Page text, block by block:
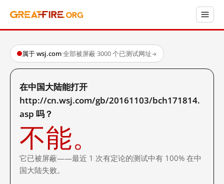
属于 wsj.com·全部被屏蔽·3000 个已测试网址→
在中国大陆能打开
http://cn.wsj.com/gb/20161103/bch171814.
asp 吗？
不能。
它已被屏蔽——最近 1 次有定论的测试中有 100% 在中
国大陆失败。